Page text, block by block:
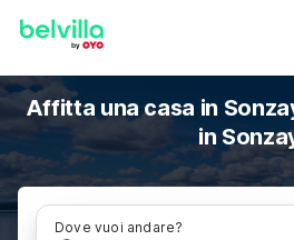
Affitta una casa in
in
Dove vuoi andare?